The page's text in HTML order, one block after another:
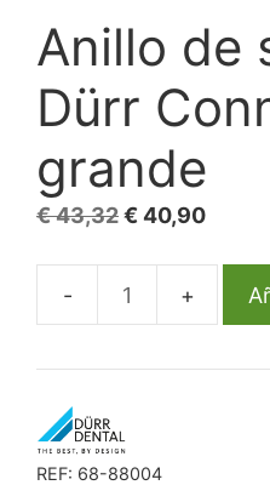
Anillo de
Dürr
grande
€43,32El
€ 40,90El
Anillo
REF: 68-88004